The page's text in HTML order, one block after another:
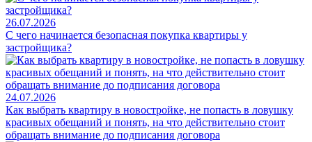
26.07.2026
С чего начинается безопасная покупка квартиры у
застройщика?
24.07.2026
Как выбрать квартиру в новостройке, не попасть в ловушку
красивых обещаний и понять, на что действительно стоит
обращать внимание до подписания договора